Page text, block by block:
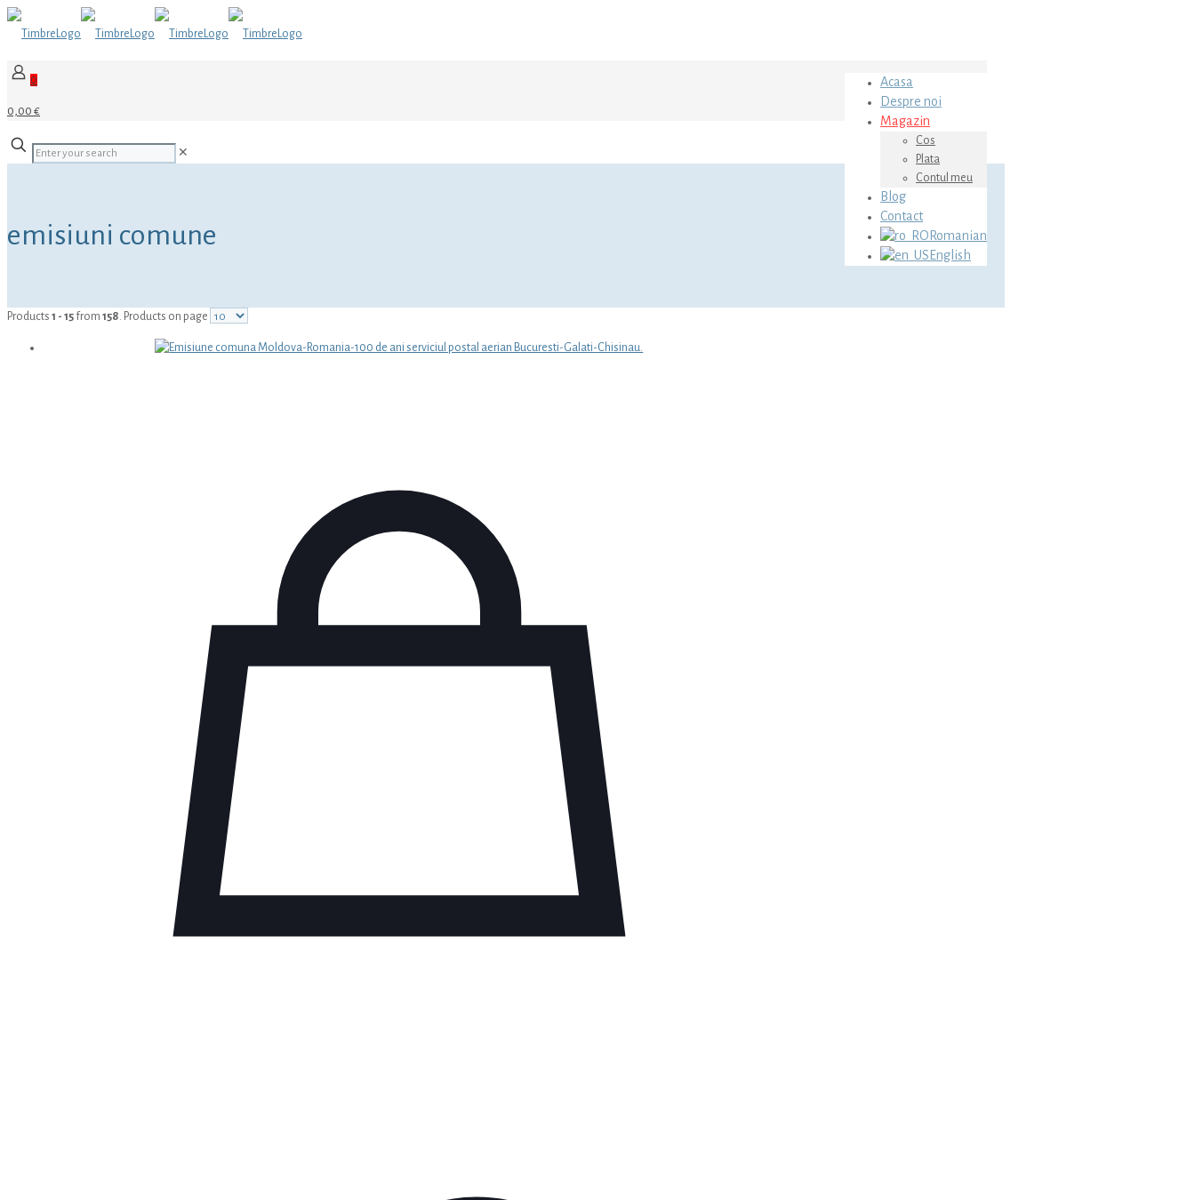
Acasa
Despre noi
Magazin
Cos
Plata
Contul meu
Blog
Contact
Romanian
English
0
0,00 €
✕
emisiuni comune
Products 1 - 15 from 158. Products on page